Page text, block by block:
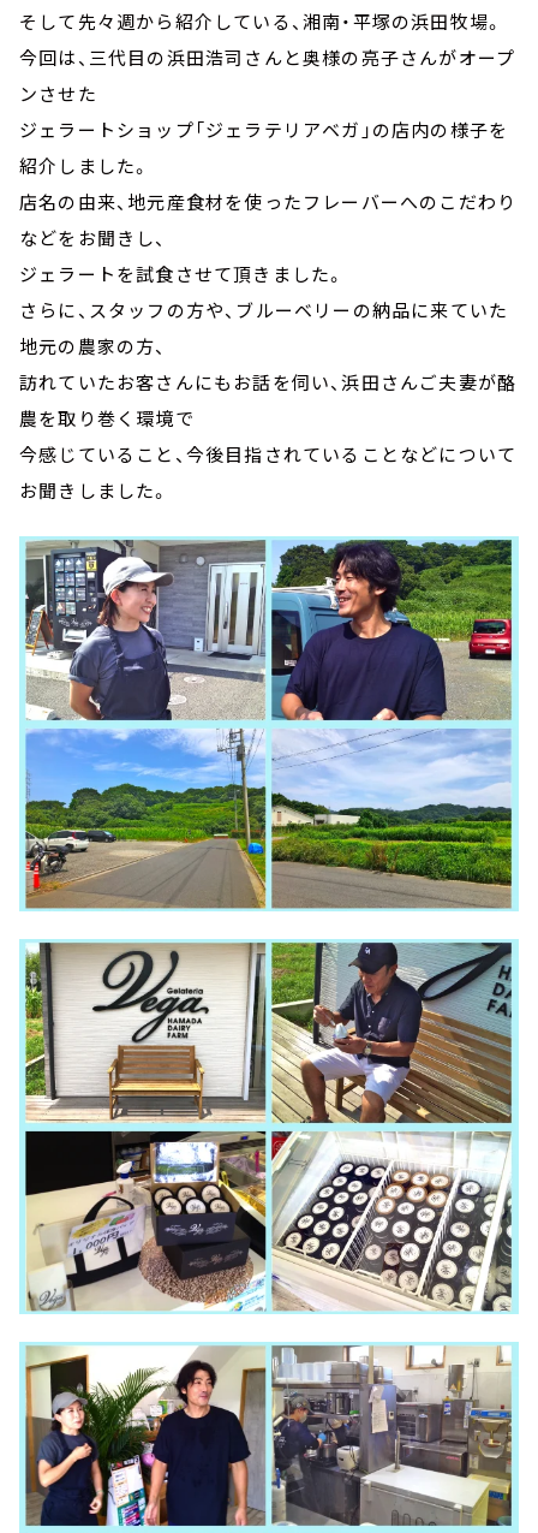
そして先々週から紹介している、湘南・平塚の浜田牧場。
今回は、三代目の浜田浩司さんと奥様の亮子さんがオープ
ンさせた
ジェラートショップ「ジェラテリアベガ」の店内の様子を
紹介しました。
店名の由来、地元産食材を使ったフレーバーへのこだわり
などをお聞きし、
ジェラートを試食させて頂きました。
さらに、スタッフの方や、ブルーベリーの納品に来ていた
地元の農家の方、
訪れていたお客さんにもお話を伺い、浜田さんご夫妻が酪
農を取り巻く環境で
今感じていること、今後目指されていることなどについて
お聞きしました。